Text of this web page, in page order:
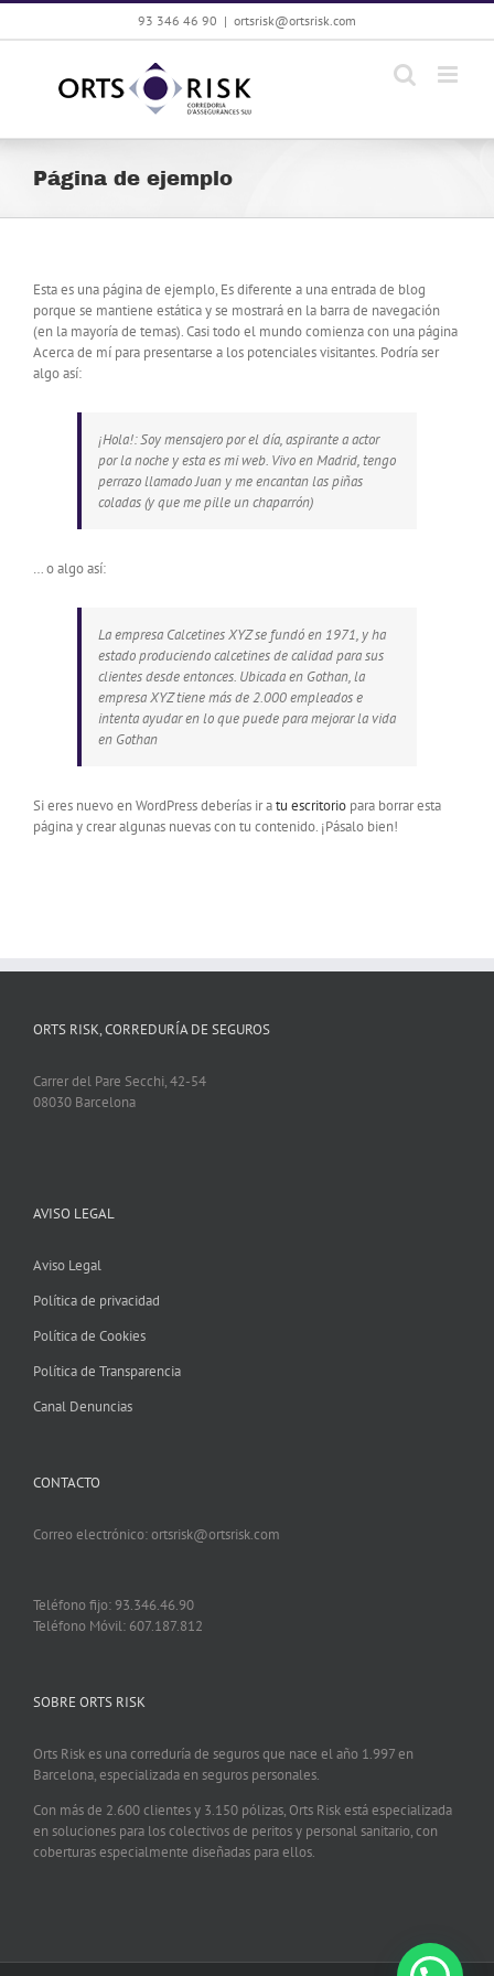
Saltar
93 346 46 90 | ortsrisk@ortsrisk.com
Página de ejemplo
Esta es una página de ejemplo, Es diferente a una entrada de blog
porque se mantiene estática y se mostrará en la barra de navegación
(en la mayoría de temas). Casi todo el mundo comienza con una página
Acerca de mí para presentarse a los potenciales visitantes. Podría ser
algo así:
¡Hola!: Soy mensajero por el día, aspirante a actor
por la noche y esta es mi web. Vivo en Madrid, tengo
perrazo llamado Juan y me encantan las piñas
coladas (y que me pille un chaparrón)
… o algo así:
La empresa Calcetines XYZ se fundó en 1971, y ha
estado produciendo calcetines de calidad para sus
clientes desde entonces. Ubicada en Gothan, la
empresa XYZ tiene más de 2.000 empleados e
intenta ayudar en lo que puede para mejorar la vida
en Gothan
Si eres nuevo en WordPress deberías ir atu escritorio para borrar esta
página y crear algunas nuevas con tu contenido. ¡Pásalo bien!
ORTS RISK, CORREDURÍA DE SEGUROS
Carrer del Pare Secchi, 42-54
08030 Barcelona
AVISO LEGAL
Aviso Legal
Política de privacidad
Política de Cookies
Política de Transparencia
Canal Denuncias
CONTACTO
Correo electrónico: ortsrisk@ortsrisk.com
Teléfono fijo: 93.346.46.90
Teléfono Móvil: 607.187.812
SOBRE ORTS RISK
Orts Risk es una correduría de seguros que nace el año 1.997 en
Barcelona, especializada en seguros personales.
Con más de 2.600 clientes y 3.150 pólizas, Orts Risk está especializada
en soluciones para los colectivos de peritos y personal sanitario, con
coberturas especialmente diseñadas para ellos.